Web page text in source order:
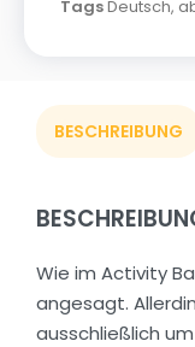
TagsDeutsch,
BESCHREIBUNG
Wie im Activity
angesagt.
ausschließlich